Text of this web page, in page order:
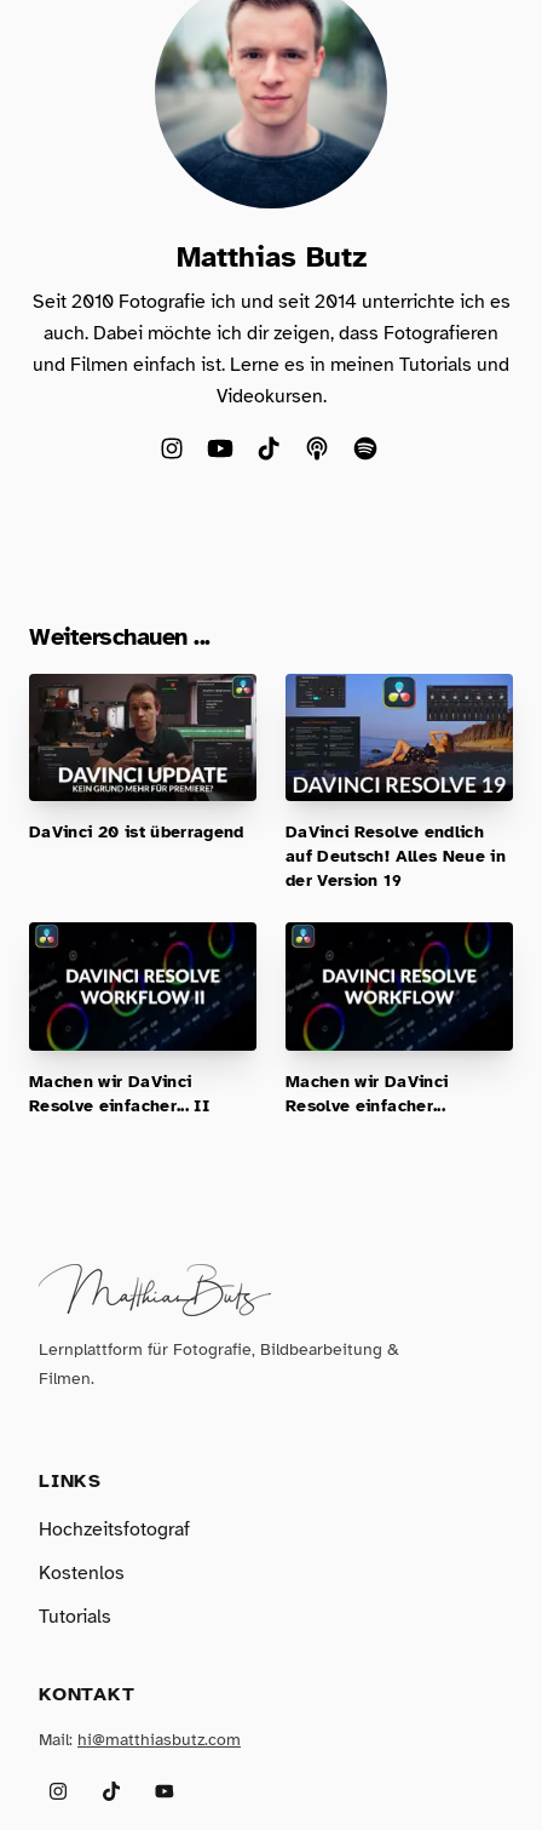
Matthias Butz
Seit 2010 Fotografie ich und seit 2014 unterrichte ich es
auch. Dabei möchte ich dir zeigen, dass Fotografieren
und Filmen einfach ist. Lerne es in meinen Tutorials und
Videokursen.
Weiterschauen ...
DaVinci 20 ist überragend
DaVinci Resolve endlich
auf Deutsch! Alles Neue in
der Version 19
Machen wir DaVinci
Resolve einfacher... II
Machen wir DaVinci
Resolve einfacher...
Lernplattform für Fotografie, Bildbearbeitung &
Filmen.
LINKS
Hochzeitsfotograf
Kostenlos
Tutorials
KONTAKT
Mail: hi@matthiasbutz.com
InstagramTikTokYouTube